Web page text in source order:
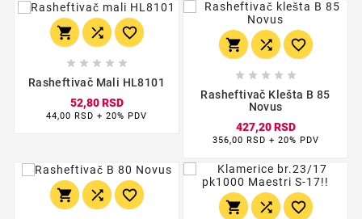
  
    
Rasheftivač Mali HL8101
52,80 RSD
44,00 RSD + 20% PDV
  
    
Rasheftivač Klešta B 85
Novus
427,20 RSD
356,00 RSD + 20% PDV
  
  